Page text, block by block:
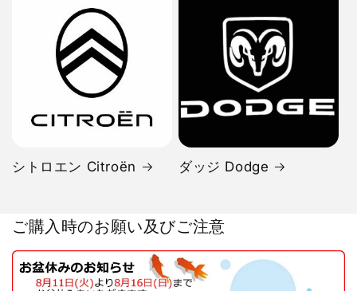
シトロエン Citroën ダッジ Dodge
ご購入時のお願い及びご注意